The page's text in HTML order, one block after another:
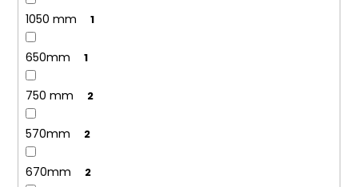
1050 mm 1
650mm 1
750 mm 2
570mm 2
670mm 2